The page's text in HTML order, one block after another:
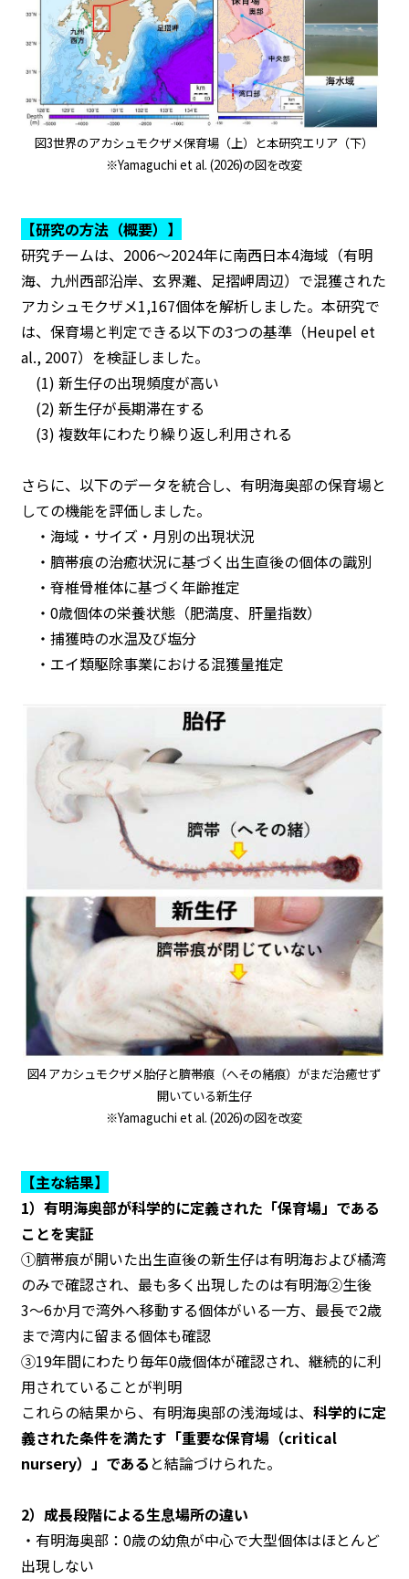
図3世界のアカシュモクザメ保育場（上）と本研究エリア（下）
※Yamaguchi et al. (2026)の図を改変
【研究の方法（概要）】
研究チームは、2006〜2024年に南西日本4海域（有明
海、九州西部沿岸、玄界灘、足摺岬周辺）で混獲された
アカシュモクザメ1,167個体を解析しました。本研究で
は、保育場と判定できる以下の3つの基準（Heupel et
al., 2007）を検証しました。
(1) 新生仔の出現頻度が高い
(2) 新生仔が長期滞在する
(3) 複数年にわたり繰り返し利用される
さらに、以下のデータを統合し、有明海奥部の保育場と
しての機能を評価しました。
・海域・サイズ・月別の出現状況
・臍帯痕の治癒状況に基づく出生直後の個体の識別
・脊椎骨椎体に基づく年齢推定
・0歳個体の栄養状態（肥満度、肝量指数）
・捕獲時の水温及び塩分
・エイ類駆除事業における混獲量推定
図4 アカシュモクザメ胎仔と臍帯痕（へその緒痕）がまだ治癒せず
開いている新生仔
※Yamaguchi et al. (2026)の図を改変
【主な結果】
1） 有明海奥部が科学的に定義された「保育場」である
ことを実証
①臍帯痕が開いた出生直後の新生仔は有明海および橘湾
のみで確認され、最も多く出現したのは有明海②生後
3〜6か月で湾外へ移動する個体がいる一方、最長で2歳
まで湾内に留まる個体も確認
③19年間にわたり毎年0歳個体が確認され、継続的に利
用されていることが判明
これらの結果から、有明海奥部の浅海域は、 科学的に定
義された条件を満たす「重要な保育場（critical
nursery）」である と結論づけられた。
2） 成長段階による生息場所の違い
・有明海奥部：0歳の幼魚が中心で大型個体はほとんど
出現しない